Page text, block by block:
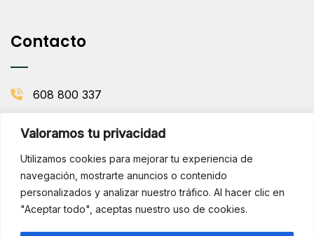
Valoramos tu privacidad
Utilizamos cookies para mejorar tu experiencia de
navegación, mostrarte anuncios o contenido
personalizados y analizar nuestro tráfico. Al hacer clic en
"Aceptar todo", aceptas nuestro uso de cookies.
Contacto
608 800 337
Picanya, Valencia
BOLETÍN DE LA HUERTA